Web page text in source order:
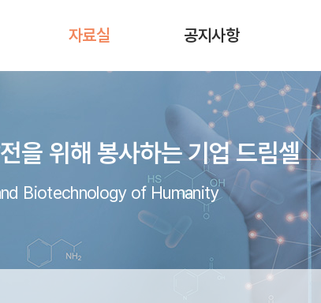
자료실 공지사항
을 위해 봉사하는 기업 드림셀
Biotechnology of Humanity